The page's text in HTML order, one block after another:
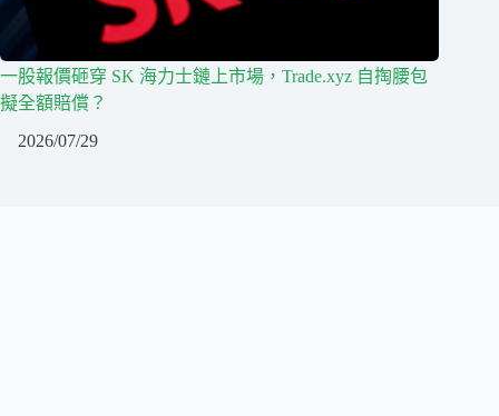
一股報價砸穿 SK 海力士鏈上市場，Trade.xyz 自掏腰包
擬全額賠償？
2026/07/29